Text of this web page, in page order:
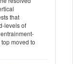
that
of
moved to